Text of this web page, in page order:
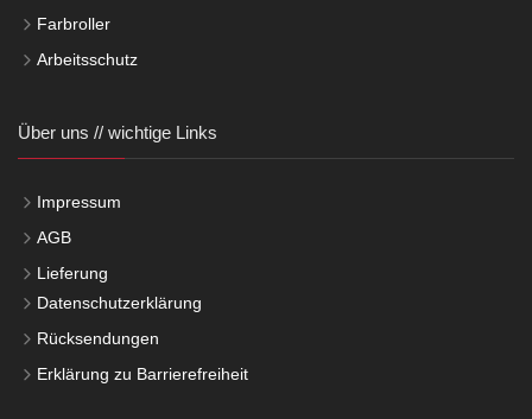
Farbroller
Arbeitsschutz
Über uns // wichtige Links
Impressum
AGB
Lieferung
Datenschutzerklärung
Rücksendungen
Erklärung zu Barrierefreiheit